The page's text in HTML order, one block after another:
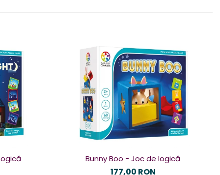
Bunny Boo - Joc de logică
177,00 RON